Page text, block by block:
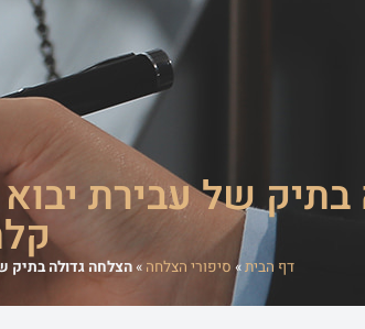
שירותי המשרד אודות
דף הבית» סיפורי הצלחה »הצלחה גדולה בתיק של עבירת יבוא